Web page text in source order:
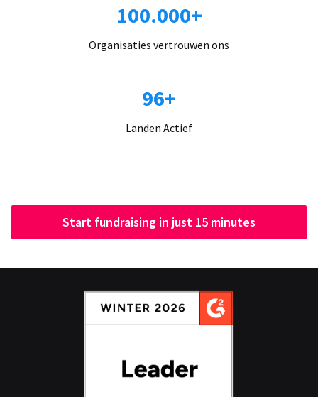
100.000+
Organisaties vertrouwen ons
96+
Landen Actief
Start fundraising in just 15 minutes